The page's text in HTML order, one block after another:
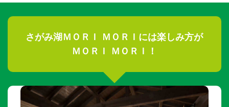
さがみ湖ＭＯＲＩ ＭＯＲＩには楽しみ方が
ＭＯＲＩ ＭＯＲＩ！